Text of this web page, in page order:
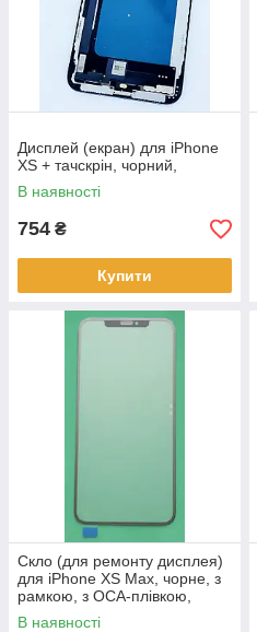
Дисплей (екран) для iPhone
XS + тачскрін, чорний,
В наявності
754 ₴
Купити
Скло (для ремонту дисплея)
для iPhone XS Max, чорне, з
рамкою, з OCA-плівкою,
оригінал
В наявності